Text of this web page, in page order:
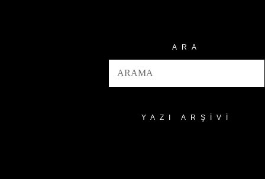
ARA
YAZI ARŞIVI